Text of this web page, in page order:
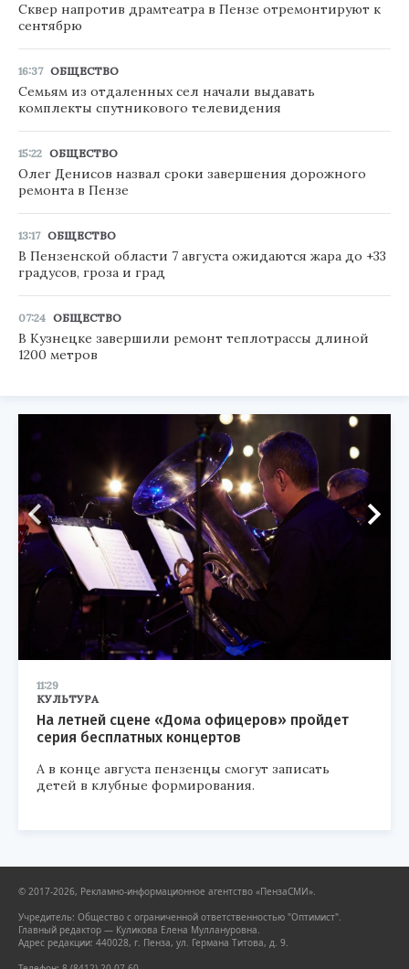
Сквер напротив драмтеатра в Пензе отремонтируют к
сентябрю
16:37 ОБЩЕСТВО
Семьям из отдаленных сел начали выдавать
комплекты спутникового телевидения
15:22 ОБЩЕСТВО
Олег Денисов назвал сроки завершения дорожного
ремонта в Пензе
13:17 ОБЩЕСТВО
В Пензенской области 7 августа ожидаются жара до +33
градусов, гроза и град
07:24 ОБЩЕСТВО
В Кузнецке завершили ремонт теплотрассы длиной
1200 метров
11:29
КУЛЬТУРА
На летней сцене «Дома офицеров» пройдет
серия бесплатных концертов
А в конце августа пензенцы смогут записать
детей в клубные формирования.
© 2017-2026, Рекламно-информационное агентство «ПензаСМИ».
Учредитель: Общество с ограниченной ответственностью "Оптимист".
Главный редактор — Куликова Елена Муллануровна.
Адрес редакции: 440028, г. Пенза, ул. Германа Титова, д. 9.